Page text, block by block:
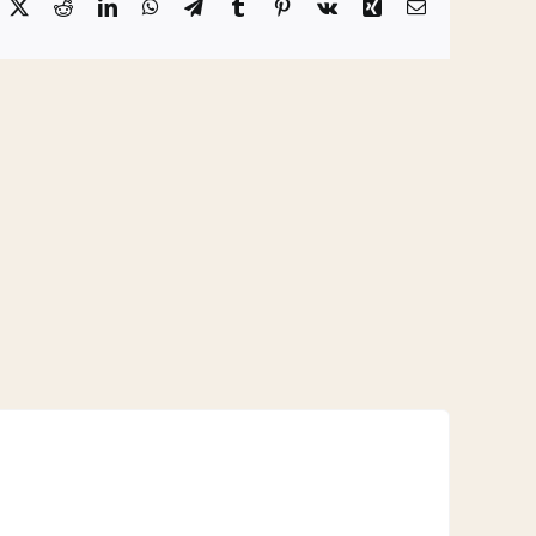
Reddit LinkedInWhatsAppTelegram
TumblrPinterest
Vk Xing